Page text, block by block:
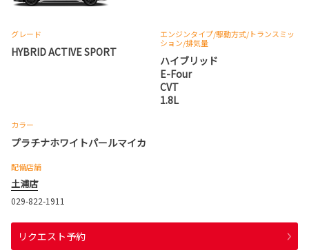
グレード
HYBRID ACTIVE SPORT
エンジンタイプ/駆動方式/トランスミッ
ション/排気量
ハイブリッド
E-Four
CVT
1.8L
カラー
プラチナホワイトパールマイカ
配備店舗
土浦店
029-822-1911
リクエスト予約